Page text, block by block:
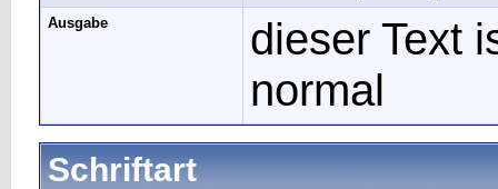
Ausgabe
dieser Text
normal
Schriftart